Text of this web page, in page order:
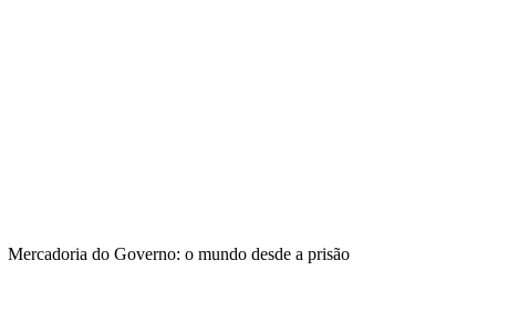
Mercadoria do Governo: o mundo desde a prisão